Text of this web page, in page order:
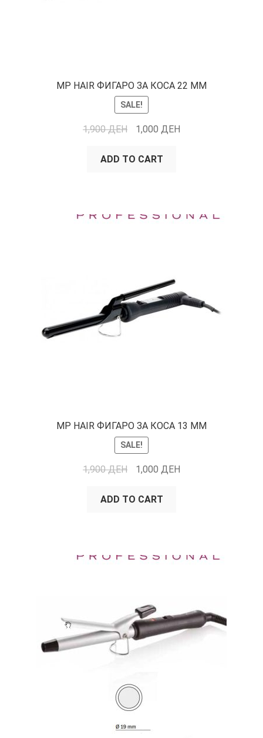
MP HAIR ФИГАРО ЗА КОСА 22 ММ
SALE!
1,900ДЕН 1,000 ДЕН
ADD TO CART
MP HAIR ФИГАРО ЗА КОСА 13 ММ
SALE!
1,900ДЕН 1,000 ДЕН
ADD TO CART